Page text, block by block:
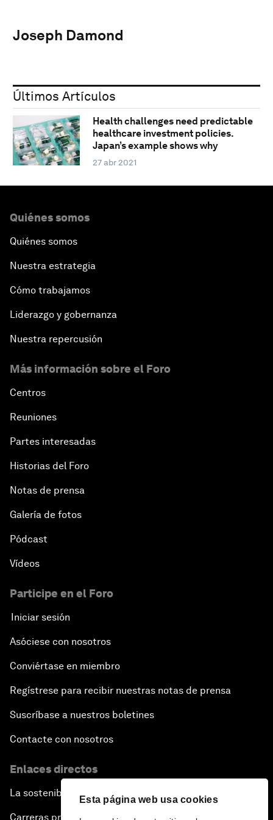
Esta página web usa cookies
Joseph Damond
Últimos Artículos
Health challenges need predictable
healthcare investment policies.
Japan’s example shows why
27 abr 2021
Quiénes somos
Quiénes somos
Nuestra estrategia
Cómo trabajamos
Liderazgo y gobernanza
Nuestra repercusión
Más información sobre el Foro
Centros
Reuniones
Partes interesadas
Historias del Foro
Notas de prensa
Galería de fotos
Pódcast
Vídeos
Participe en el Foro
Iniciar sesión
Asóciese con nosotros
Conviértase en miembro
Regístrese para recibir nuestras notas de prensa
Suscríbase a nuestros boletines
Contacte con nosotros
Enlaces directos
La sostenibilidad en el Foro
Carreras profesionales